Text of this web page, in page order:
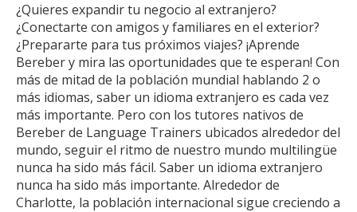
¿Quieres expandir tu negocio al extranjero?
¿Conectarte con amigos y familiares en el exterior?
¿Prepararte para tus próximos viajes? ¡Aprende
Bereber y mira las oportunidades que te esperan! Con
más de mitad de la población mundial hablando 2 o
más idiomas, saber un idioma extranjero es cada vez
más importante. Pero con los tutores nativos de
Bereber de Language Trainers ubicados alrededor del
mundo, seguir el ritmo de nuestro mundo multilingüe
nunca ha sido más fácil. Saber un idioma extranjero
nunca ha sido más importante. Alrededor de
Charlotte, la población internacional sigue creciendo a